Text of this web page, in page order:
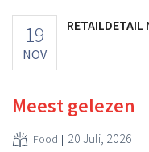
19
NOV
RETAILDETAIL
Meest gelezen
Food 20 Juli, 2026